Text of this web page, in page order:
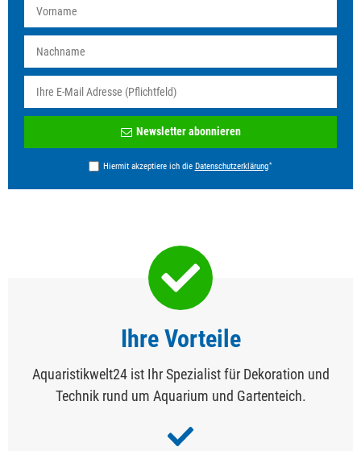
Honig
Newsletter abonnieren
Hiermit akzeptiere ich die Daten­schutz­erklärung*
Ihre Vorteile
Aquaristikwelt24 ist Ihr Spezialist für Dekoration und
Technik rund um Aquarium und Gartenteich.